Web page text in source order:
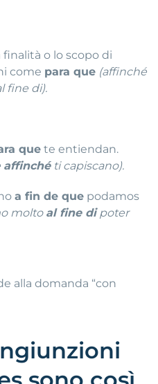
o lo scopo di
come para que (affinché
fine di).
que te entiendan.
affinchéti capiscano).
a fin de que podamos
molto al fine dipoter
alla domanda “con